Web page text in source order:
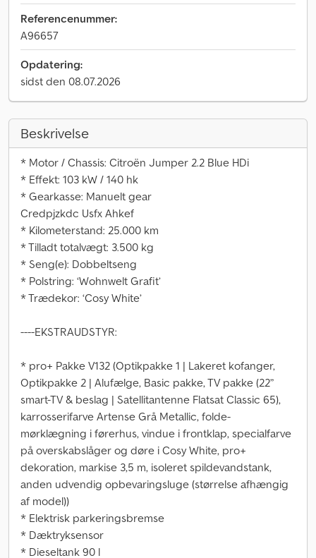
Referencenummer:
A96657
Opdatering:
sidst den 08.07.2026
Beskrivelse
* Motor / Chassis: Citroën Jumper 2.2 Blue HDi
* Effekt: 103 kW / 140 hk
* Gearkasse: Manuelt gear
Credpjzkdc Usfx Ahkef
* Kilometerstand: 25.000 km
* Tilladt totalvægt: 3.500 kg
* Seng(e): Dobbeltseng
* Polstring: ‘Wohnwelt Grafit’
* Trædekor: ‘Cosy White’
----EKSTRAUDSTYR:
* pro+ Pakke V132 (Optikpakke 1 | Lakeret kofanger,
Optikpakke 2 | Alufælge, Basic pakke, TV pakke (22”
smart-TV & beslag | Satellitantenne Flatsat Classic 65),
karrosserifarve Artense Grå Metallic, folde-
mørklægning i førerhus, vindue i frontklap, specialfarve
på overskabslåger og døre i Cosy White, pro+
dekoration, markise 3,5 m, isoleret spildevandstank,
anden udvendig opbevaringsluge (størrelse afhængig
af model))
* Elektrisk parkeringsbremse
* Dæktryksensor
* Dieseltank 90 l